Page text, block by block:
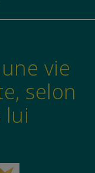
vie
selon
lui